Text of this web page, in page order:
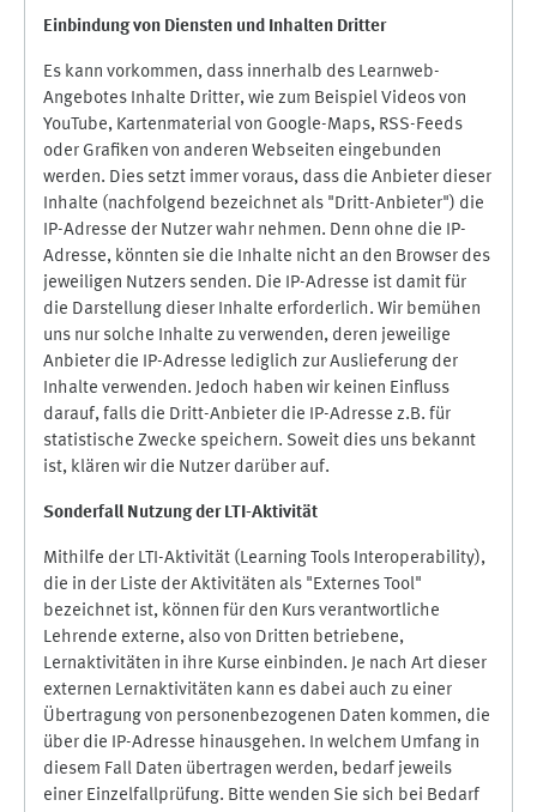
Einbindung von Diensten und Inhalten Dritter
Es kann vorkommen, dass innerhalb des Learnweb-
Angebotes Inhalte Dritter, wie zum Beispiel Videos von
YouTube, Kartenmaterial von Google-Maps, RSS-Feeds
oder Grafiken von anderen Webseiten eingebunden
werden. Dies setzt immer voraus, dass die Anbieter dieser
Inhalte (nachfolgend bezeichnet als "Dritt-Anbieter") die
IP-Adresse der Nutzer wahr nehmen. Denn ohne die IP-
Adresse, könnten sie die Inhalte nicht an den Browser des
jeweiligen Nutzers senden. Die IP-Adresse ist damit für
die Darstellung dieser Inhalte erforderlich. Wir bemühen
uns nur solche Inhalte zu verwenden, deren jeweilige
Anbieter die IP-Adresse lediglich zur Auslieferung der
Inhalte verwenden. Jedoch haben wir keinen Einfluss
darauf, falls die Dritt-Anbieter die IP-Adresse z.B. für
statistische Zwecke speichern. Soweit dies uns bekannt
ist, klären wir die Nutzer darüber auf.
Sonderfall Nutzung der LTI-Aktivität
Mithilfe der LTI-Aktivität (Learning Tools Interoperability),
die in der Liste der Aktivitäten als "Externes Tool"
bezeichnet ist, können für den Kurs verantwortliche
Lehrende externe, also von Dritten betriebene,
Lernaktivitäten in ihre Kurse einbinden. Je nach Art dieser
externen Lernaktivitäten kann es dabei auch zu einer
Übertragung von personenbezogenen Daten kommen, die
über die IP-Adresse hinausgehen. In welchem Umfang in
diesem Fall Daten übertragen werden, bedarf jeweils
einer Einzelfallprüfung. Bitte wenden Sie sich bei Bedarf